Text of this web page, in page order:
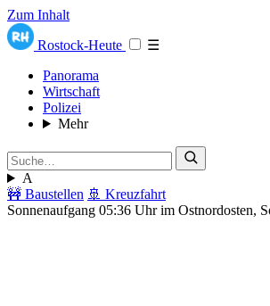
Zum Inhalt
Rostock-Heute
☰
Panorama
Wirtschaft
Polizei
Mehr
A
🚧 Baustellen 🚢 Kreuzfahrt
Sonnenaufgang 05:36 Uhr im Ostnordosten,